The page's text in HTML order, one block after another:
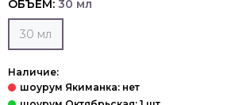
ОБЪЕМ: 30 мл
30 мл
Наличие: